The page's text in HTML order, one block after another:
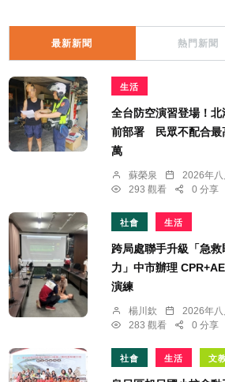
最新新聞 熱門新聞
生活
全台防空演習登場！北
前部署 民眾不配合最
萬
蘇榮泉
2026年八
293 觀看
0 分享
社會 生活
跨局處聯手升級「急救
力」中市辦理
演練
楊川欽
2026年八
283 觀看
0 分享
社會 生活 文